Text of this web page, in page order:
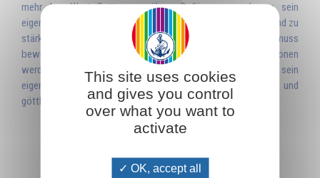
mehr dem Wort Gottes zu nähern. Dafür muss er lernen, sein
eigenes schöpferisches WORT zu reinigen, zu harmonisieren und zu
stärken. Sicher erfordert das eine große Disziplin, er muss
bewusst, Herr seiner selbst und aller seiner Manifestationen
werden. Nur unter dieser Bedingung kann es ihm gelingen, dass sein
eigenes schöpferisches WORT wirkungsvoll, aufbauend und
göttlich wird.
This site uses cookies
and gives you control
over what you want to
activate
OK, accept all